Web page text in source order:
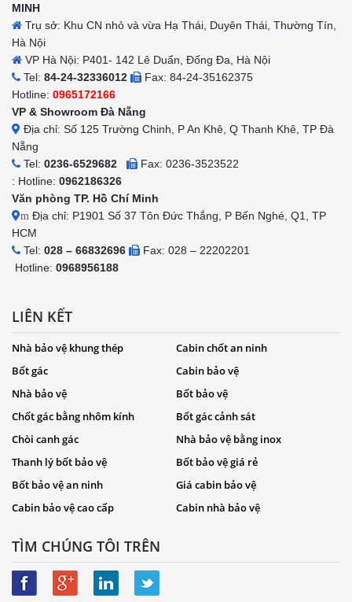
MINH
Trụ sở: Khu CN nhỏ và vừa Hạ Thái, Duyên Thái, Thường Tín,
Hà Nội
VP Hà Nội: P401- 142 Lê Duẩn, Đống Đa, Hà Nội
Tel: 84-24-32336012
Fax: 84-24-35162375
Hotline: 0965172166
VP & Showroom Đà Nẵng
Địa chỉ: Số 125 Trường Chinh, P An Khê, Q Thanh Khê, TP Đà
Nẵng
Tel: 0236-6529682
Fax: 0236-3523522
: Hotline: 0962186326
Văn phòng TP. Hồ Chí Minh
m Địa chỉ: P1901 Số 37 Tôn Đức Thắng, P Bến Nghé, Q1, TP
HCM
Tel: 028 – 66832696
Fax: 028 – 22202201
Hotline: 0968956188
LIÊN KẾT
Nhà bảo vệ khung thép
Cabin chốt an ninh
Bốt gác
Cabin bảo vệ
Nhà bảo vệ
Bốt bảo vệ
Chốt gác bằng nhôm kính
Bốt gác cảnh sát
Chòi canh gác
Nhà bảo vệ bằng inox
Thanh lý bốt bảo vệ
Bốt bảo vệ giá rẻ
Bốt bảo vệ an ninh
Giá cabin bảo vệ
Cabin bảo vệ cao cấp
Cabin nhà bảo vệ
TÌM CHÚNG TÔI TRÊN